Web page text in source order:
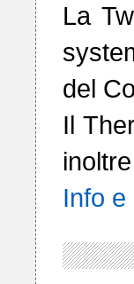
La
del
Il
Info